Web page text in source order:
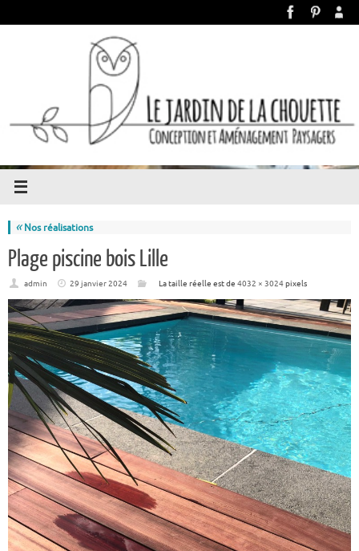
«Nos réalisations
Plage piscine bois Lille
admin 29 janvier 2024 La taille réelle est de 4032 × 3024pixels